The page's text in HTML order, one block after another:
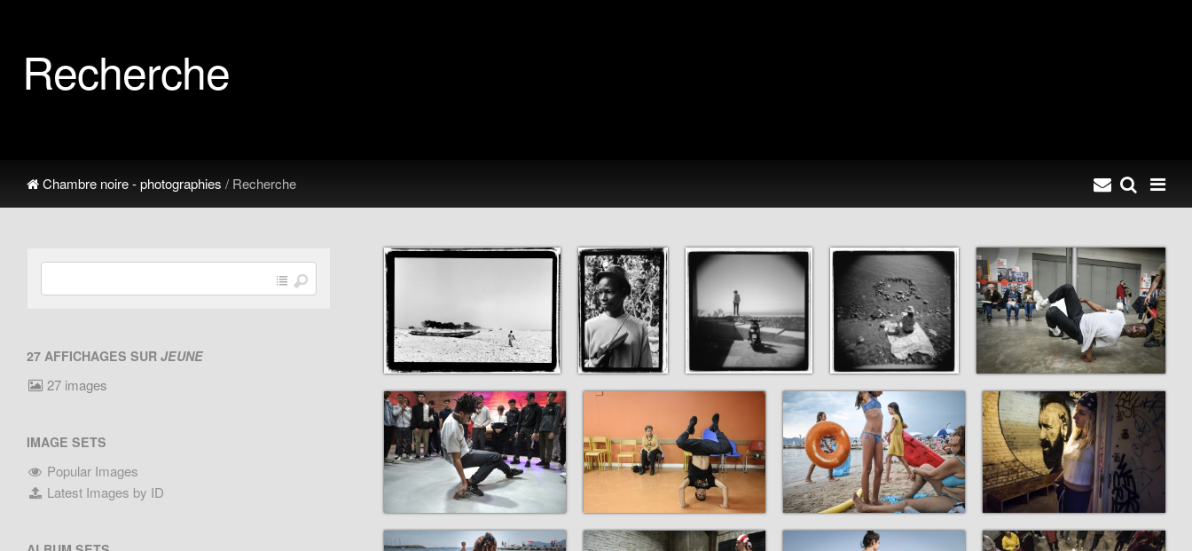
Recherche
Chambre noire - photographies / Recherche
27 AFFICHAGES SURJEUNE
27 images
IMAGE SETS
Popular Images
Latest Images by ID